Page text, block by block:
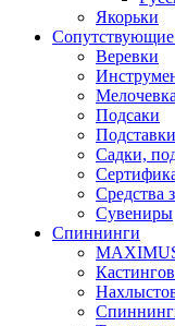
Якорьки
Сопутствующие
Веревки
Мелочевка
Подсаки
Садки,
Средства
Сувениры
Спиннинги